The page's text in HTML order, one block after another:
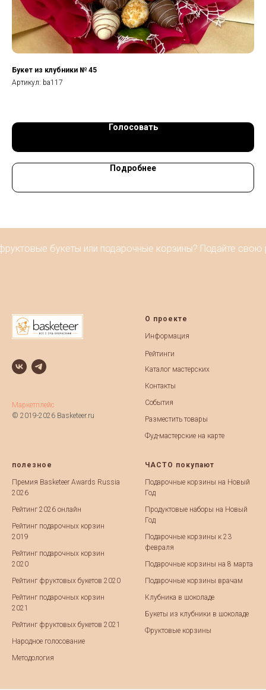
Букет из клубники № 45
Артикул: ba117
Голосовать
Подробнее
букеты или подарочные корзины? Подайте свою
Маркетплейс
© 2019-2026 Basketeer.ru
О проекте
Информация
Рейтинги
Каталог мастерских
Контакты
События
Разместить товары
Фуд-мастерские на карте
полезное
Премия Basketeer Awards Russia
2026
Рейтинг 2026 онлайн
Рейтинг подарочных корзин
2019
Рейтинг подарочных корзин
2020
Рейтинг фруктовых букетов 2020
Рейтинг подарочных корзин
2021
Рейтинг фруктовых букетов 2021
Народное голосование
Методология
ЧАСТО покупают
Подарочные корзины на Новый
Год
Продуктовые наборы на Новый
Год
Подарочные корзины к 23
февраля
Подарочные корзины на 8 марта
Подарочные корзины врачам
Клубника в шоколаде
Букеты из клубники в шоколаде
Фруктовые корзины